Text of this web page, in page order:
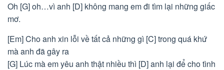
Oh [G] oh…vì anh [D] không mang em đi tìm lại những giấc
mơ.
[Em] Cho anh xin lỗi về tất cả những gì [C] trong quá khứ
mà anh đã gây ra
[G] Lúc mà em yêu anh thật nhiều thì [D] anh lại để cho tình